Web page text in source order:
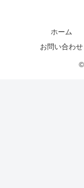
ホーム
お問い合わせ